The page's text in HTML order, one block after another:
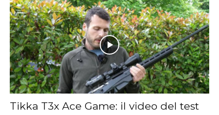
Tikka T3x Ace Game: il video del test